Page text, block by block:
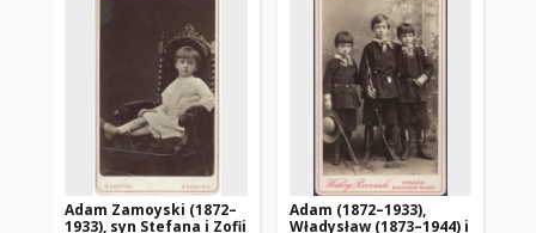
Adam Zamoyski (1872–
1933), syn Stefana i Zofii
Adam (1872–1933),
Władysław (1873–1944) i